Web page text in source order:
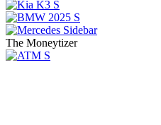
The Moneytizer